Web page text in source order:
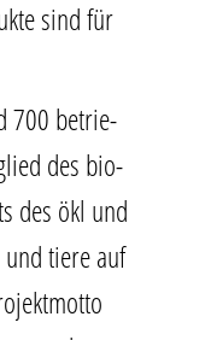
sind für
700 betrie­
des bio-
des ökl und
und tie­re auf